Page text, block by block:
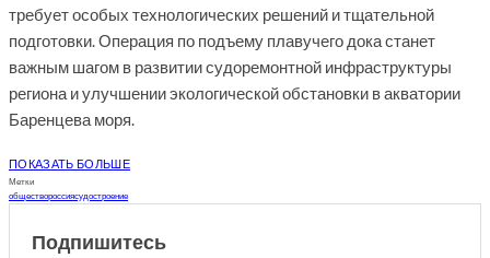
требует особых технологических решений и тщательной
подготовки. Операция по подъему плавучего дока станет
важным шагом в развитии судоремонтной инфраструктуры
региона и улучшении экологической обстановки в акватории
Баренцева моря.
ПОКАЗАТЬ БОЛЬШЕ
Метки
обществороссиясудостроение
Подпишитесь